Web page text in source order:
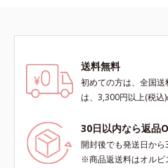
送料無料
初めての方は、全国
は、3,300円以上(税込
30日以内なら返品
開封後でも発送日か
※商品返送料はオルビ